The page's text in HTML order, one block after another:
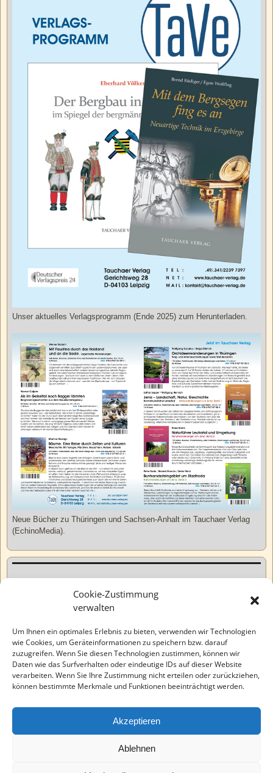
Cookie-Zustimmung
verwalten
Um Ihnen ein optimales Erlebnis zu bieten, verwenden wir Technologien
wie Cookies, um Geräteinformationen zu speichern bzw. darauf
zuzugreifen. Wenn Sie diesen Technologien zustimmen, können wir
Daten wie das Surfverhalten oder eindeutige IDs auf dieser Website
verarbeiten. Wenn Sie Ihre Zustimmung nicht erteilen oder zurückziehen,
können bestimmte Merkmale und Funktionen beeinträchtigt werden.
Akzeptieren
Ablehnen
Unser aktuelles Verlagsprogramm (Ende 2025) zum Herunterladen.
Neue Bücher zu Thüringen und Sachsen-Anhalt im Tauchaer Verlag
(EchinoMedia).
Varia